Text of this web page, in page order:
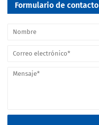
Formulario de contacto